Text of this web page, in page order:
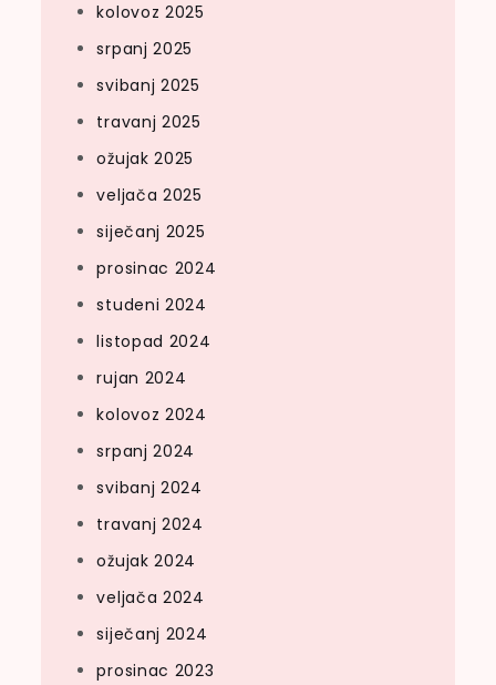
kolovoz 2025
srpanj 2025
svibanj 2025
travanj 2025
ožujak 2025
veljača 2025
siječanj 2025
prosinac 2024
studeni 2024
listopad 2024
rujan 2024
kolovoz 2024
srpanj 2024
svibanj 2024
travanj 2024
ožujak 2024
veljača 2024
siječanj 2024
prosinac 2023